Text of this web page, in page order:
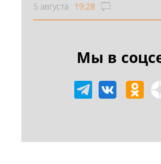
5 августа 19:28
Мы в